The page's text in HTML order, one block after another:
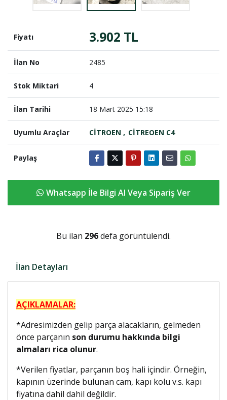
Fiyatı 3.902 TL
İlan No 2485
Stok Miktari 4
İlan Tarihi 18 Mart 2025 15:18
Uyumlu Araçlar CİTROEN CİTREOEN C4
Paylaş
Whatsapp İle Bilgi Al Veya Sipariş Ver
Bu ilan 296defa görüntülendi.
İlan Detayları
AÇIKLAMALAR:
*Adresimizden gelip parça alacakların, gelmeden
önce parçanın son durumu hakkında bilgi
almaları rica olunur.
*Verilen fiyatlar, parçanın boş hali içindir. Örneğin,
kapının üzerinde bulunan cam, kapı kolu v.s. kapı
fiyatına dahil dahil değildir.